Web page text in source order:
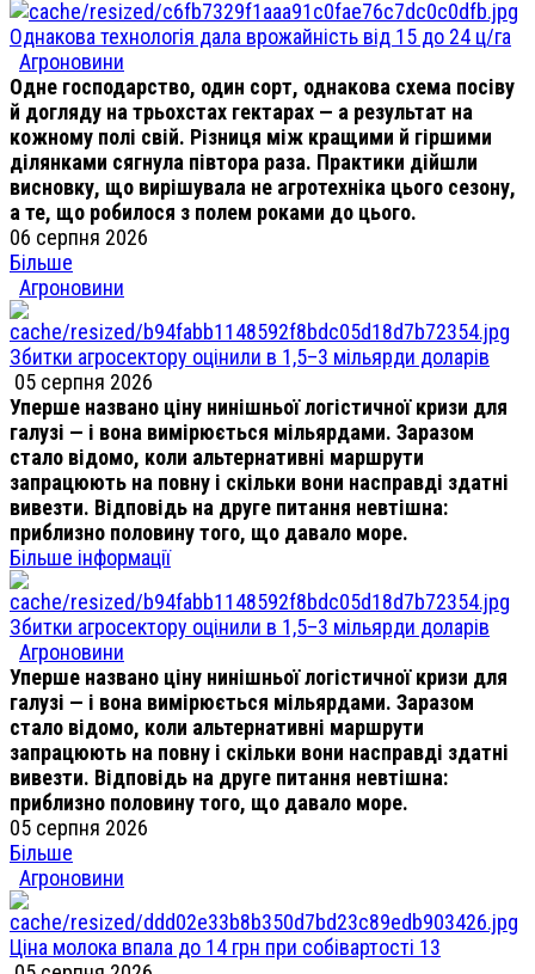
Однакова технологія дала врожайність від 15 до 24 ц/га
Агроновини
Одне господарство, один сорт, однакова схема посіву
й догляду на трьохстах гектарах — а результат на
кожному полі свій. Різниця між кращими й гіршими
ділянками сягнула півтора раза. Практики дійшли
висновку, що вирішувала не агротехніка цього сезону,
а те, що робилося з полем роками до цього.
06 серпня 2026
Більше
Агроновини
Збитки агросектору оцінили в 1,5–3 мільярди доларів
05 серпня 2026
Уперше названо ціну нинішньої логістичної кризи для
галузі — і вона вимірюється мільярдами. Заразом
стало відомо, коли альтернативні маршрути
запрацюють на повну і скільки вони насправді здатні
вивезти. Відповідь на друге питання невтішна:
приблизно половину того, що давало море.
Більше інформації
Збитки агросектору оцінили в 1,5–3 мільярди доларів
Агроновини
Уперше названо ціну нинішньої логістичної кризи для
галузі — і вона вимірюється мільярдами. Заразом
стало відомо, коли альтернативні маршрути
запрацюють на повну і скільки вони насправді здатні
вивезти. Відповідь на друге питання невтішна:
приблизно половину того, що давало море.
05 серпня 2026
Більше
Агроновини
Ціна молока впала до 14 грн при собівартості 13